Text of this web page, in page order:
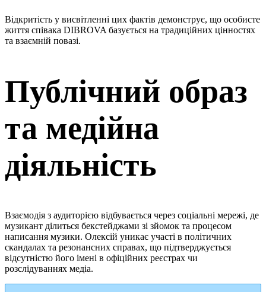
Відкритість у висвітленні цих фактів демонструє, що особисте
життя співака DIBROVA базується на традиційних цінностях
та взаємній повазі.
Публічний образ
та медійна
діяльність
Взаємодія з аудиторією відбувається через соціальні мережі, де
музикант ділиться бекстейджами зі зйомок та процесом
написання музики. Олексій уникає участі в політичних
скандалах та резонансних справах, що підтверджується
відсутністю його імені в офіційних реєстрах чи
розслідуваннях медіа.